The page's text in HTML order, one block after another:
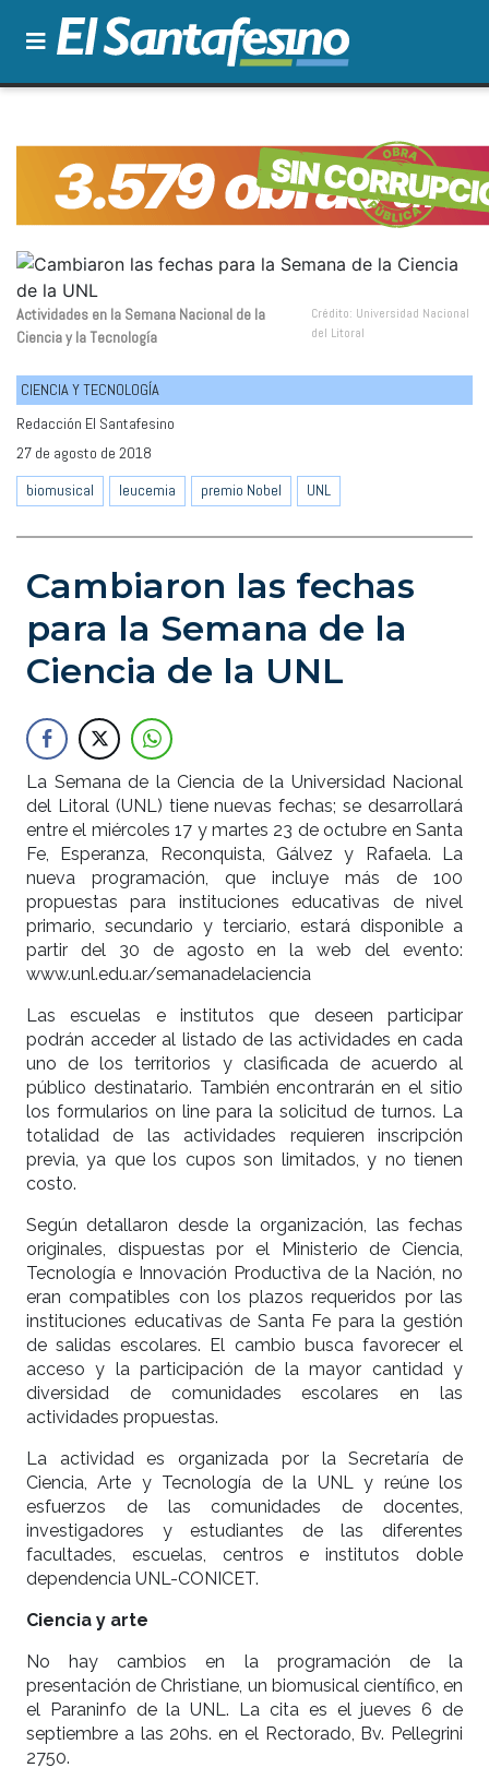
Actividades en la Semana Nacional de la
Ciencia y la Tecnología
Crédito: Universidad Nacional
del Litoral
CIENCIA Y TECNOLOGÍA
Redacción El Santafesino
27 de agosto de 2018
biomusical
leucemia premio Nobel UNL
Cambiaron las fechas
para la Semana de la
Ciencia de la UNL
La Semana de la Ciencia de la Universidad Nacional
del Litoral (UNL) tiene nuevas fechas; se desarrollará
entre el miércoles 17 y martes 23 de octubre en Santa
Fe, Esperanza, Reconquista, Gálvez y Rafaela. La
nueva programación, que incluye más de 100
propuestas para instituciones educativas de nivel
primario, secundario y terciario, estará disponible a
partir del 30 de agosto en la web del evento:
www.unl.edu.ar/semanadelaciencia
Las escuelas e institutos que deseen participar
podrán acceder al listado de las actividades en cada
uno de los territorios y clasificada de acuerdo al
público destinatario. También encontrarán en el sitio
los formularios on line para la solicitud de turnos. La
totalidad de las actividades requieren inscripción
previa, ya que los cupos son limitados, y no tienen
costo.
Según detallaron desde la organización, las fechas
originales, dispuestas por el Ministerio de Ciencia,
Tecnología e Innovación Productiva de la Nación, no
eran compatibles con los plazos requeridos por las
instituciones educativas de Santa Fe para la gestión
de salidas escolares. El cambio busca favorecer el
acceso y la participación de la mayor cantidad y
diversidad de comunidades escolares en las
actividades propuestas.
La actividad es organizada por la Secretaría de
Ciencia, Arte y Tecnología de la UNL y reúne los
esfuerzos de las comunidades de docentes,
investigadores y estudiantes de las diferentes
facultades, escuelas, centros e institutos doble
dependencia UNL-CONICET.
Ciencia y arte
No hay cambios en la programación de la
presentación de Christiane, un biomusical científico, en
el Paraninfo de la UNL. La cita es el jueves 6 de
septiembre a las 20hs. en el Rectorado, Bv. Pellegrini
2750.